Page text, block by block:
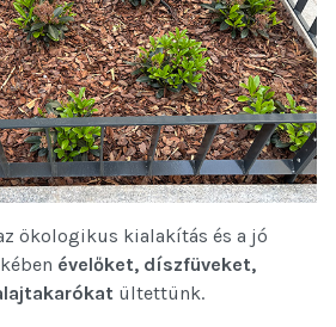
ökologikus kialakítás és a jó
évelőket, díszfüveket,
ültettünk.